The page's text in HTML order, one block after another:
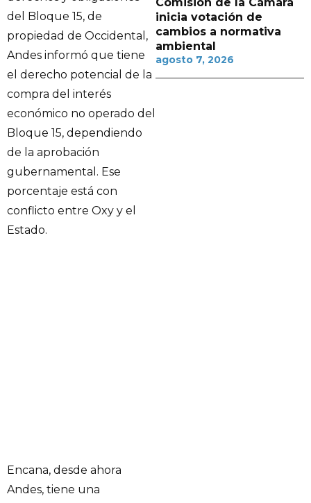
del Bloque 15, de
propiedad de Occidental,
Andes informó que tiene
el derecho potencial de la
compra del interés
económico no operado del
Bloque 15, dependiendo
de la aprobación
gubernamental. Ese
porcentaje está con
conflicto entre Oxy y el
Estado.
Encana, desde ahora
Andes, tiene una
inicia votación de
cambios a normativa
ambiental
agosto 7, 2026